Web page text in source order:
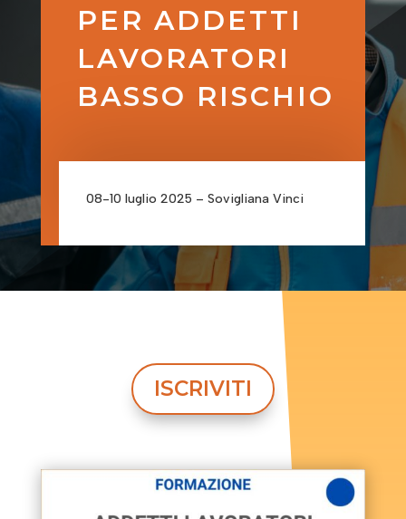
PER ADDETTI
LAVORATORI
BASSO RISCHIO
08-10 luglio 2025 – Sovigliana Vinci
ISCRIVITI